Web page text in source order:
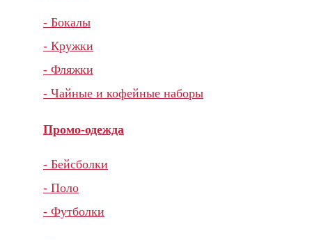
- Бокалы
- Кружки
- Фляжки
- Чайные и кофейные наборы
Промо-одежда
- Бейсболки
- Поло
- Футболки